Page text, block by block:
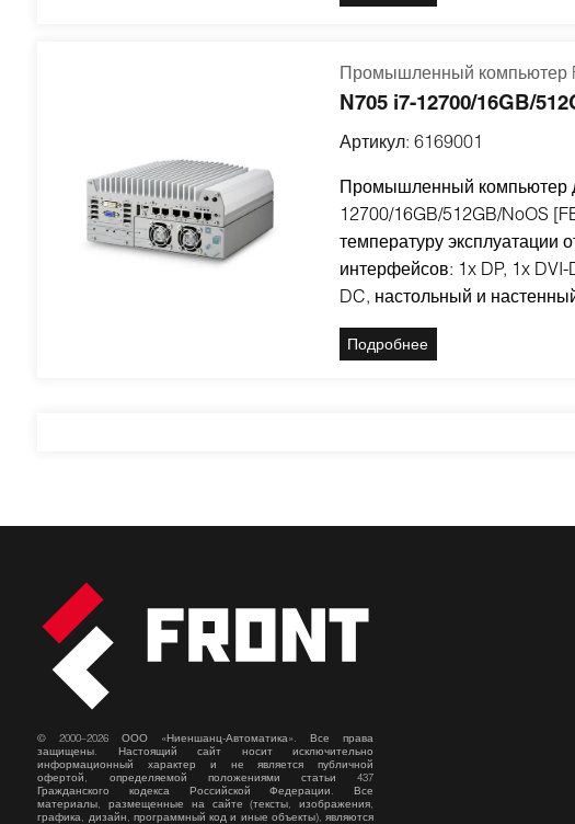
Промышленный компьютер
N705 i7-12700/16GB/
Артикул:6169001
Промышленный компьютер
12700/16GB/512GB/NoOS
температуру эксплуатации
интерфейсов: 1x DP, 1x
DC, настольный и
Подробнее
© 2000–2026 ООО «Ниеншанц-Автоматика». Все права
защищены. Настоящий сайт носит исключительно
информационный характер и не является публичной
офертой, определяемой положениями статьи 437
Гражданского кодекса Российской Федерации. Все
материалы, размещенные на сайте (тексты, изображения,
графика, дизайн, программный код и иные объекты), являются